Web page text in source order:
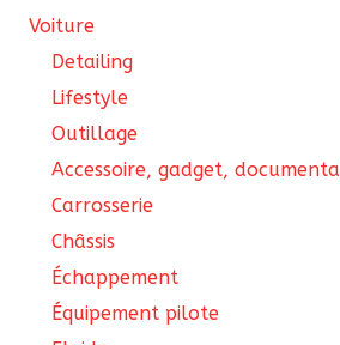
Voiture
Detailing
Lifestyle
Outillage
Accessoire, gadget,
Carrosserie
Châssis
Échappement
Équipement pilote